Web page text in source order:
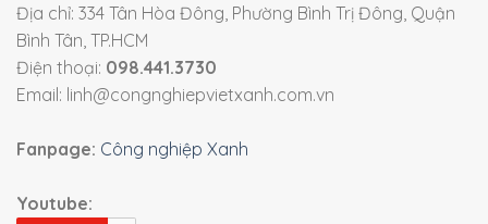
Địa chỉ: 334 Tân Hòa Đông, Phường Bình Trị Đông, Quận
Bình Tân, TP.HCM
Điện thoại: 098.441.3730
Email: linh@congnghiepvietxanh.com.vn
Fanpage: Công nghiệp Xanh
Youtube: